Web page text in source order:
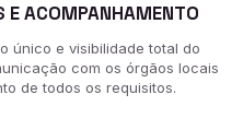
E ACOMPANHAMENTO
único e visibilidade total do
com os órgãos locais
de todos os requisitos.